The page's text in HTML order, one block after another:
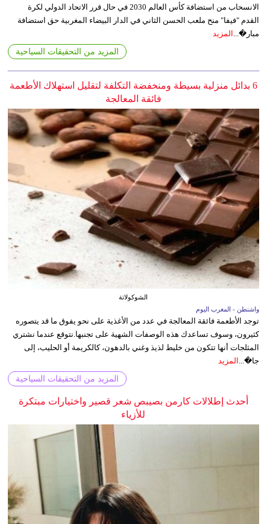
الانسحاب من استضافة كأس العالم 2030 في حال قرر الاتحاد الدولي لكرة
القدم "فيفا" منح ملعب الحسن الثاني في الدار البيضاء المغربية حق استضافة
مبار�... المزيد
المزيد من التحقيقات السياحية
6 بدائل منزلية بسيطة ومنخفضة التكلفة لتقليل استهلاك الأطعمة
فائقة المعالجة
الشوكولاتة
واشنطن - المغرب اليوم
توجد الأطعمة فائقة المعالجة في عدد من الأغذية على نحو يفوق ما قد يتصوره
كثيرون، وسوف تساعدك هذه الوصفات الشهية على تجنبها.نتوقع عندما نشتري
المثلجات أنها تتكون من خليط لذيذ وغني بالدهون، كالكريمة أو الحليب، إلى
جا�... المزيد
المزيد من التحقيقات السياحية
أحدث إطلالات كارمن بصيبص شعر قصير واختيارات مبتكرة
للأزياء